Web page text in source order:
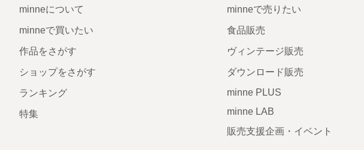
minneについて
minneで買いたい
作品をさがす
ショップをさがす
ランキング
特集
minneで売りたい
食品販売
ヴィンテージ販売
ダウンロード販売
minne PLUS
minne LAB
販売支援企画・イベント